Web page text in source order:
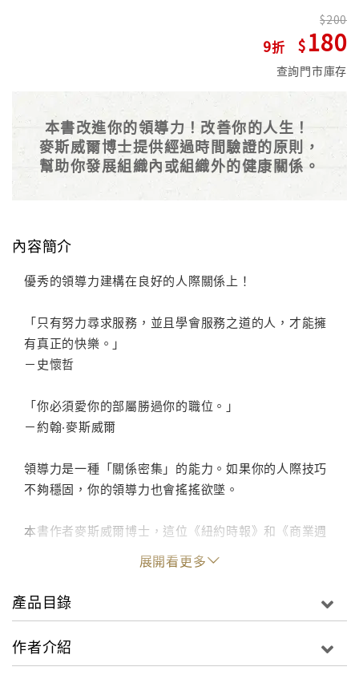
9
200
180
查詢門市庫存
本書改進你的領導力！改善你的人生！
麥斯威爾博士提供經過時間驗證的原則，
幫助你發展組織內或組織外的健康關係。
內容簡介
優秀的領導力建構在良好的人際關係上！
「只有努力尋求服務，並且學會服務之道的人，才能擁
有真正的快樂。」
－史懷哲
「你必須愛你的部屬勝過你的職位。」
－約翰‧麥斯威爾
領導力是一種「關係密集」的能力。如果你的人際技巧
不夠穩固，你的領導力也會搖搖欲墜。
本書作者麥斯威爾博士，這位《紐約時報》和《商業週
刊》的暢銷書榜作家，他歸納說：「如果人們不跟隨
你，那麼，你就無法真正的領導。」
在這本書中，麥斯威爾博士提供經過時間驗證的原則，
幫助你發展組織內或組織外的健康關係，這些原則包
展開看更多
產品目錄
作者介紹